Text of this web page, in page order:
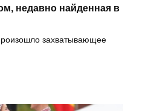
недавно найденная в
захватывающее